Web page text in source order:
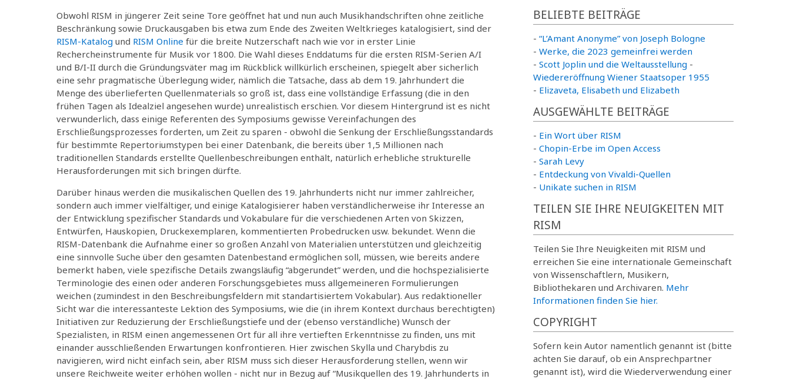
Obwohl RISM in jüngerer Zeit seine Tore geöffnet hat und nun auch Musikhandschriften ohne zeitliche
Beschränkung sowie Druckausgaben bis etwa zum Ende des Zweiten Weltkrieges katalogisiert, sind der
RISM-Katalog und RISM Online für die breite Nutzerschaft nach wie vor in erster Linie
Rechercheinstrumente für Musik vor 1800. Die Wahl dieses Enddatums für die ersten RISM-Serien A/I
und B/I-II durch die Gründungsväter mag im Rückblick willkürlich erscheinen, spiegelt aber sicherlich
eine sehr pragmatische Überlegung wider, nämlich die Tatsache, dass ab dem 19. Jahrhundert die
Menge des überlieferten Quellenmaterials so groß ist, dass eine vollständige Erfassung (die in den
frühen Tagen als Idealziel angesehen wurde) unrealistisch erschien. Vor diesem Hintergrund ist es nicht
verwunderlich, dass einige Referenten des Symposiums gewisse Vereinfachungen des
Erschließungsprozesses forderten, um Zeit zu sparen - obwohl die Senkung der Erschließungsstandards
für bestimmte Repertoriumstypen bei einer Datenbank, die bereits über 1,5 Millionen nach
traditionellen Standards erstellte Quellenbeschreibungen enthält, natürlich erhebliche strukturelle
Herausforderungen mit sich bringen dürfte.
Darüber hinaus werden die musikalischen Quellen des 19. Jahrhunderts nicht nur immer zahlreicher,
sondern auch immer vielfältiger, und einige Katalogisierer haben verständlicherweise ihr Interesse an
der Entwicklung spezifischer Standards und Vokabulare für die verschiedenen Arten von Skizzen,
Entwürfen, Hauskopien, Druckexemplaren, kommentierten Probedrucken usw. bekundet. Wenn die
RISM-Datenbank die Aufnahme einer so großen Anzahl von Materialien unterstützen und gleichzeitig
eine sinnvolle Suche über den gesamten Datenbestand ermöglichen soll, müssen, wie bereits andere
bemerkt haben, viele spezifische Details zwangsläufig “abgerundet” werden, und die hochspezialisierte
Terminologie des einen oder anderen Forschungsgebietes muss allgemeineren Formulierungen
weichen (zumindest in den Beschreibungsfeldern mit standartisiertem Vokabular). Aus redaktioneller
Sicht war die interessanteste Lektion des Symposiums, wie die (in ihrem Kontext durchaus berechtigten)
Initiativen zur Reduzierung der Erschließungstiefe und der (ebenso verständliche) Wunsch der
Spezialisten, in RISM einen angemessenen Ort für all ihre vertieften Erkenntnisse zu finden, uns mit
einander ausschließenden Erwartungen konfrontieren. Hier zwischen Skylla und Charybdis zu
navigieren, wird nicht einfach sein, aber RISM muss sich dieser Herausforderung stellen, wenn wir
unsere Reichweite weiter erhöhen wollen - nicht nur in Bezug auf “Musikquellen des 19. Jahrhunderts in
BELIEBTE BEITRÄGE
- “L’Amant Anonyme” von Joseph Bologne
- Werke, die 2023 gemeinfrei werden
- Scott Joplin und die Weltausstellung -
Wiedereröffnung Wiener Staatsoper 1955
- Elizaveta, Elisabeth und Elizabeth
AUSGEWÄHLTE BEITRÄGE
- Ein Wort über RISM
- Chopin-Erbe im Open Access
- Sarah Levy
- Entdeckung von Vivaldi-Quellen
- Unikate suchen in RISM
TEILEN SIE IHRE NEUIGKEITEN MIT
RISM
Teilen Sie Ihre Neuigkeiten mit RISM und
erreichen Sie eine internationale Gemeinschaft
von Wissenschaftlern, Musikern,
Bibliothekaren und Archivaren. Mehr
Informationen finden Sie hier.
COPYRIGHT
Sofern kein Autor namentlich genannt ist (bitte
achten Sie darauf, ob ein Ansprechpartner
genannt ist), wird die Wiederverwendung einer